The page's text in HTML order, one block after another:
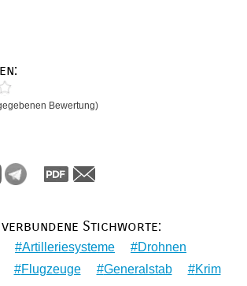
Bewertung)
verbundene Stichworte:
Artilleriesysteme
Drohnen
Flugzeuge Generalstab
Krim